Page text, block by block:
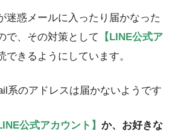
迷惑メールに入ったり届かなった
で、その対策として
【LINE公式ア
できるようにしています。
系のアドレスは届かないようです
公式アカウント】 か、お好きな